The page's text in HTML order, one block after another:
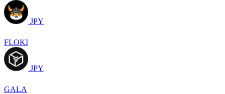
JPY
FLOKI
JPY
GALA